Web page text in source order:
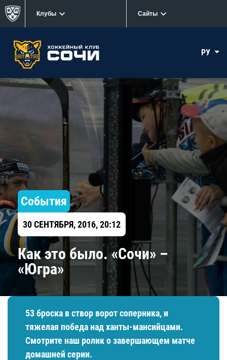
Клубы Сайты
РУ
События
30 СЕНТЯБРЯ, 2016, 20:12
Как это было. «Сочи» –
«Югра»
53 броска в створ ворот соперника, и
тяжелая победа над ханты-мансийцами.
Смотрите наш ролик о завершающем матче
домашней серии.